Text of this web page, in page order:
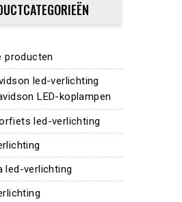
producten
led-verlichting
LED-koplampen
led-verlichting
led-verlichting